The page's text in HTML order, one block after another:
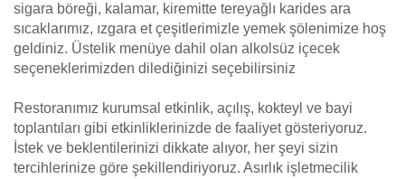
sigara böreği, kalamar, kiremitte tereyağlı karides ara
sıcaklarımız, ızgara et çeşitlerimizle yemek şölenimize hoş
geldiniz. Üstelik menüye dahil olan alkolsüz içecek
seçeneklerimizden dilediğinizi seçebilirsiniz
Restoranımız kurumsal etkinlik, açılış, kokteyl ve bayi
toplantıları gibi etkinliklerinizde de faaliyet gösteriyoruz.
İstek ve beklentilerinizi dikkate alıyor, her şeyi sizin
tercihlerinize göre şekillendiriyoruz. Asırlık işletmecilik